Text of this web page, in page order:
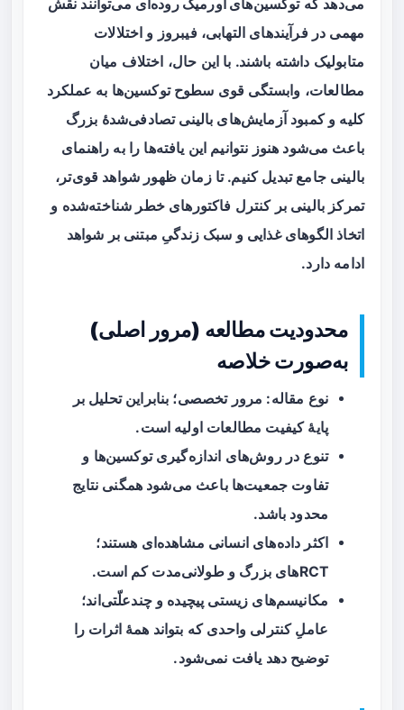
می‌دهد کهتوکسین‌های اورمیک روده‌ای می‌توانند نقش
مهمی در فرآیندهای التهابی، فیبروز و اختلالات
متابولیک داشته باشند. با این حال، اختلاف میان
مطالعات، وابستگی قوی سطوح توکسین‌ها به عملکرد
کلیه و کمبود آزمایش‌های بالینی تصادفی‌شدهٔ بزرگ
باعث می‌شود هنوز نتوانیم این یافته‌ها را به راهنمای
بالینی جامع تبدیل کنیم. تا زمان ظهور شواهد قوی‌تر،
تمرکز بالینی بر کنترل فاکتورهای خطر شناخته‌شده و
اتخاذ الگوهای غذایی‌ و سبک زندگیِ مبتنی بر شواهد
ادامه دارد.
محدودیت مطالعه (مرور اصلی)
به‌صورت خلاصه
نوع مقاله: مرور تخصصی؛ بنابراین تحلیل بر
پایهٔ کیفیت مطالعات اولیه است.
تنوع در روش‌های اندازه‌گیری توکسین‌ها و
تفاوت جمعیت‌ها باعث می‌شود همگنی نتایج
محدود باشد.
اکثر داده‌های انسانی مشاهده‌ای هستند؛
RCTهای بزرگ و طولانی‌مدت کم است.
مکانیسم‌های زیستی پیچیده و چندعلّتی‌اند؛
عاملِ کنترلی واحدی که بتواند همهٔ اثرات را
توضیح دهد یافت نمی‌شود.